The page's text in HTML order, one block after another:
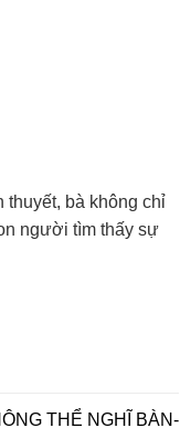
thuyết, bà không chỉ
người tìm thấy sự
THỂ NGHĨ BÀN-